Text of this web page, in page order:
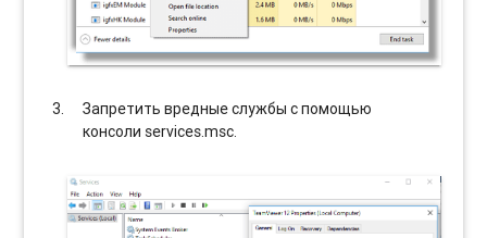
Запретить вредные службы с помощью
консоли services.msc.